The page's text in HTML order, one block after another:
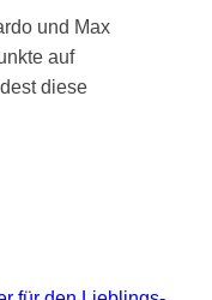
und Max
auf
diese